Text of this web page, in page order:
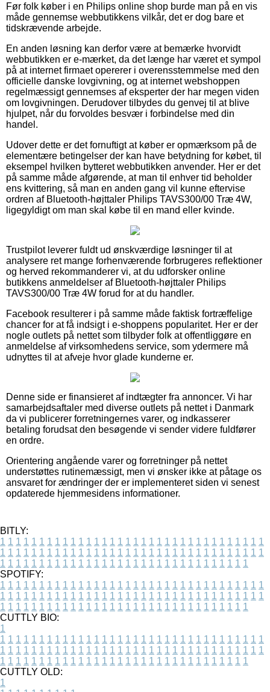
Før folk køber i en Philips online shop burde man på en vis
måde gennemse webbutikkens vilkår, det er dog bare et
tidskrævende arbejde.
En anden løsning kan derfor være at bemærke hvorvidt
webbutikken er e-mærket, da det længe har været et sympol
på at internet firmaet opererer i overensstemmelse med den
officielle danske lovgivning, og at internet webshoppen
regelmæssigt gennemses af eksperter der har megen viden
om lovgivningen. Derudover tilbydes du genvej til at blive
hjulpet, når du forvoldes besvær i forbindelse med din
handel.
Udover dette er det fornuftigt at køber er opmærksom på de
elementære betingelser der kan have betydning for købet, til
eksempel hvilken bytteret webbutikken anvender. Her er det
på samme måde afgørende, at man til enhver tid beholder
ens kvittering, så man en anden gang vil kunne eftervise
ordren af Bluetooth-højttaler Philips TAVS300/00 Træ 4W,
ligegyldigt om man skal købe til en mand eller kvinde.
Trustpilot leverer fuldt ud ønskværdige løsninger til at
analysere ret mange forhenværende forbrugeres reflektioner
og herved rekommanderer vi, at du udforsker online
butikkens anmeldelser af Bluetooth-højttaler Philips
TAVS300/00 Træ 4W forud for at du handler.
Facebook resulterer i på samme måde faktisk fortræffelige
chancer for at få indsigt i e-shoppens popularitet. Her er der
nogle outlets på nettet som tilbyder folk at offentliggøre en
anmeldelse af virksomhedens service, som ydermere må
udnyttes til at afveje hvor glade kunderne er.
Denne side er finansieret af indtægter fra annoncer. Vi har
samarbejdsaftaler med diverse outlets på nettet i Danmark
da vi publicerer forretningernes varer, og indkasserer
betaling forudsat den besøgende vi sender videre fuldfører
en ordre.
Orientering angående varer og forretninger på nettet
understøttes rutinemæssigt, men vi ønsker ikke at påtage os
ansvaret for ændringer der er implementeret siden vi senest
opdaterede hjemmesidens informationer.
BITLY:
1 1 1 1 1 1 1 1 1 1 1 1 1 1 1 1 1 1 1 1 1 1 1 1 1 1 1 1 1 1 1 1 1 1
1 1 1 1 1 1 1 1 1 1 1 1 1 1 1 1 1 1 1 1 1 1 1 1 1 1 1 1 1 1 1 1 1 1
1 1 1 1 1 1 1 1 1 1 1 1 1 1 1 1 1 1 1 1 1 1 1 1 1 1 1 1 1 1 1 1
SPOTIFY:
1 1 1 1 1 1 1 1 1 1 1 1 1 1 1 1 1 1 1 1 1 1 1 1 1 1 1 1 1 1 1 1 1 1
1 1 1 1 1 1 1 1 1 1 1 1 1 1 1 1 1 1 1 1 1 1 1 1 1 1 1 1 1 1 1 1 1 1
1 1 1 1 1 1 1 1 1 1 1 1 1 1 1 1 1 1 1 1 1 1 1 1 1 1 1 1 1 1 1 1
CUTTLY BIO:
1
1 1 1 1 1 1 1 1 1 1 1 1 1 1 1 1 1 1 1 1 1 1 1 1 1 1 1 1 1 1 1 1 1 1
1 1 1 1 1 1 1 1 1 1 1 1 1 1 1 1 1 1 1 1 1 1 1 1 1 1 1 1 1 1 1 1 1 1
1 1 1 1 1 1 1 1 1 1 1 1 1 1 1 1 1 1 1 1 1 1 1 1 1 1 1 1 1 1 1 1
CUTTLY OLD:
1